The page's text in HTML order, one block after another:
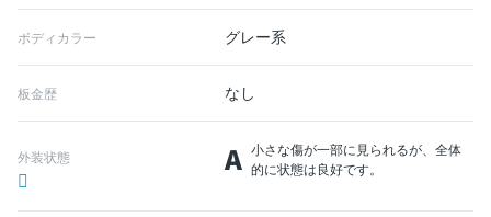
ボディカラー グレー系
板金歴 なし
外装状態 A 小さな傷が一部に見られるが、全体
的に状態は良好です。